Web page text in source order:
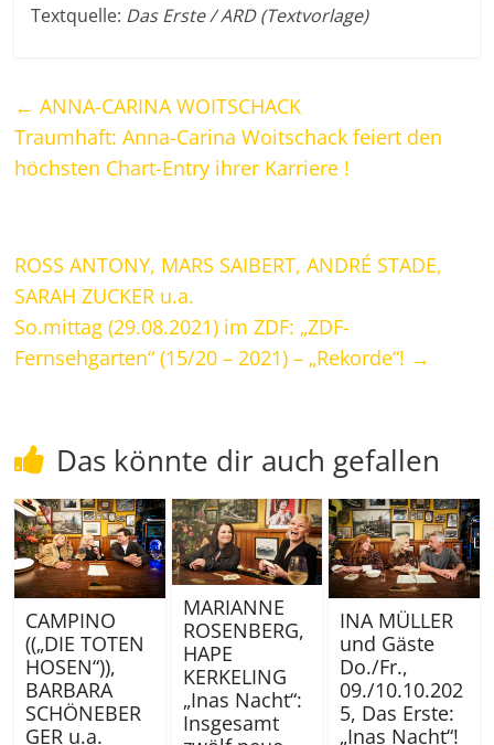
Textquelle: Das Erste / ARD (Textvorlage)
← ANNA-CARINA WOITSCHACK
Traumhaft: Anna-Carina Woitschack feiert den
höchsten Chart-Entry ihrer Karriere !
ROSS ANTONY, MARS SAIBERT, ANDRÉ STADE,
SARAH ZUCKER u.a.
So.mittag (29.08.2021) im ZDF: „ZDF-
Fernsehgarten“ (15/20 – 2021) – „Rekorde“! →
Das könnte dir auch gefallen
CAMPINO
((„DIE TOTEN
HOSEN“)),
BARBARA
SCHÖNEBER
GER u.a.
MARIANNE
ROSENBERG,
HAPE
KERKELING
„Inas Nacht“:
Insgesamt
INA MÜLLER
und Gäste
Do./Fr.,
09./10.10.202
5, Das Erste:
„Inas Nacht“!